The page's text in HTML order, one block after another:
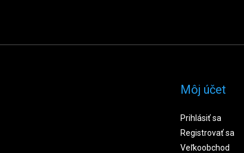
Môj účet
Prihlásiť sa
Registrovať sa
Veľkoobchod